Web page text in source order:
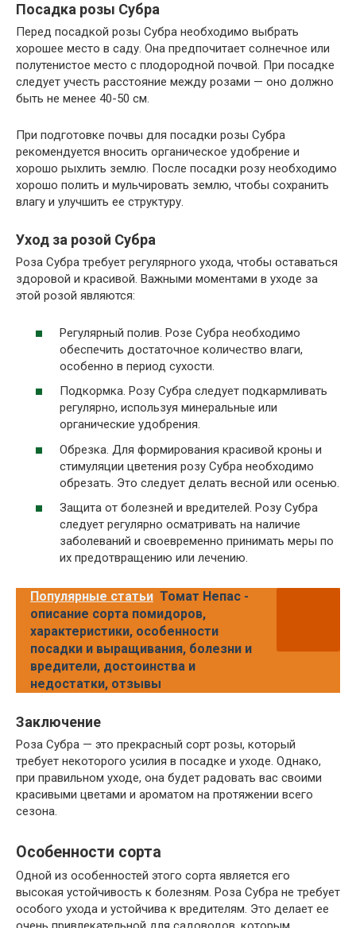
Посадка розы Субра
Перед посадкой розы Субра необходимо выбрать
хорошее место в саду. Она предпочитает солнечное или
полутенистое место с плодородной почвой. При посадке
следует учесть расстояние между розами — оно должно
быть не менее 40-50 см.
При подготовке почвы для посадки розы Субра
рекомендуется вносить органическое удобрение и
хорошо рыхлить землю. После посадки розу необходимо
хорошо полить и мульчировать землю, чтобы сохранить
влагу и улучшить ее структуру.
Уход за розой Субра
Роза Субра требует регулярного ухода, чтобы оставаться
здоровой и красивой. Важными моментами в уходе за
этой розой являются:
Регулярный полив. Розе Субра необходимо
обеспечить достаточное количество влаги,
особенно в период сухости.
Подкормка. Розу Субра следует подкармливать
регулярно, используя минеральные или
органические удобрения.
Обрезка. Для формирования красивой кроны и
стимуляции цветения розу Субра необходимо
обрезать. Это следует делать весной или осенью.
Защита от болезней и вредителей. Розу Субра
следует регулярно осматривать на наличие
заболеваний и своевременно принимать меры по
их предотвращению или лечению.
Популярные статьи Томат Непас -
описание сорта помидоров,
характеристики, особенности
посадки и выращивания, болезни и
вредители, достоинства и
недостатки, отзывы
Заключение
Роза Субра — это прекрасный сорт розы, который
требует некоторого усилия в посадке и уходе. Однако,
при правильном уходе, она будет радовать вас своими
красивыми цветами и ароматом на протяжении всего
сезона.
Особенности сорта
Одной из особенностей этого сорта является его
высокая устойчивость к болезням. Роза Субра не требует
особого ухода и устойчива к вредителям. Это делает ее